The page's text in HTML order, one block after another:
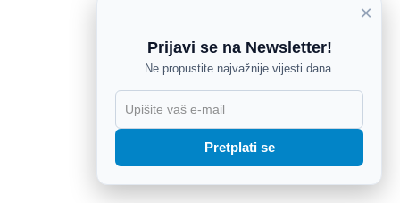
×
Prijavi se na Newsletter!
Ne propustite najvažnije vijesti dana.
Pretplati se